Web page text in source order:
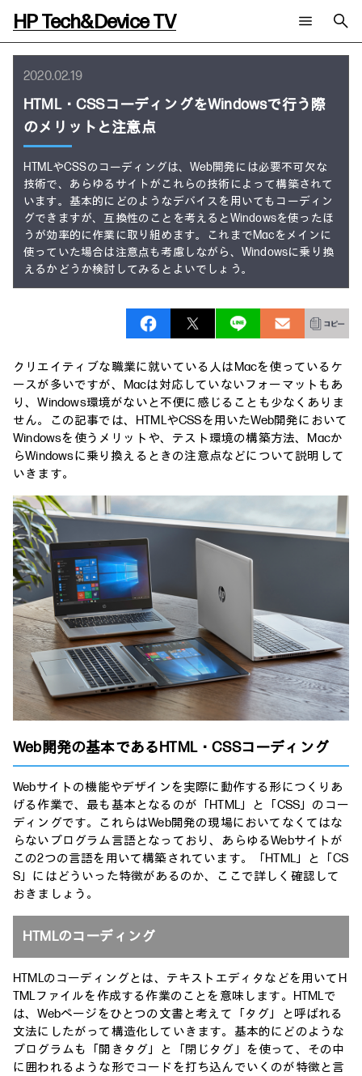
HP Tech&Device TV
全てのコンテンツ
チャンネル
AIの進化と活用事例
製品トレンド & レビュー
サイバーセキュリティ
教育とテクノロジー
自治体・公共
ハイブリッドワーク
ワークステーション
タグ
イベントレポート
AI PC
AIワークステーション
Poly
WXP（DEXツール）
ご相談
メールニュース会員登録
日本HP 公式Webサイト
HP Tech&Device TV 内のコンテンツを検索します。
2020.02.19
HTML・CSSコーディングをWindowsで行う際
のメリットと注意点
HTMLやCSSのコーディングは、Web開発には必要不可欠な
技術で、あらゆるサイトがこれらの技術によって構築されて
います。基本的にどのようなデバイスを用いてもコーディン
グできますが、互換性のことを考えるとWindowsを使ったほ
うが効率的に作業に取り組めます。これまでMacをメインに
使っていた場合は注意点も考慮しながら、Windowsに乗り換
えるかどうか検討してみるとよいでしょう。
クリエイティブな職業に就いている人はMacを使っているケ
ースが多いですが、Macは対応していないフォーマットもあ
り、Windows環境がないと不便に感じることも少なくありま
せん。この記事では、HTMLやCSSを用いたWeb開発において
Windowsを使うメリットや、テスト環境の構築方法、Macか
らWindowsに乗り換えるときの注意点などについて説明して
いきます。
Web開発の基本であるHTML・CSSコーディング
Webサイトの機能やデザインを実際に動作する形につくりあ
げる作業で、最も基本となるのが「HTML」と「CSS」のコー
ディングです。これらはWeb開発の現場においてなくてはな
らないプログラム言語となっており、あらゆるWebサイトが
この2つの言語を用いて構築されています。「HTML」と「CS
S」にはどういった特徴があるのか、ここで詳しく確認して
おきましょう。
HTMLのコーディング
HTMLのコーディングとは、テキストエディタなどを用いてH
TMLファイルを作成する作業のことを意味します。HTMLで
は、Webページをひとつの文書と考えて「タグ」と呼ばれる
文法にしたがって構造化していきます。基本的にどのような
プログラムも「開きタグ」と「閉じタグ」を使って、その中
に囲われるような形でコードを打ち込んでいくのが特徴と言